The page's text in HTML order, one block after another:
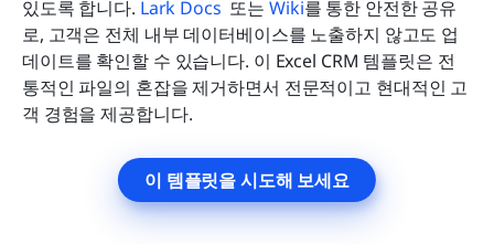
있도록 합니다. Lark Docs 또는 Wiki를 통한 안전한 공유
로, 고객은 전체 내부 데이터베이스를 노출하지 않고도 업
데이트를 확인할 수 있습니다. 이 Excel CRM 템플릿은 전
통적인 파일의 혼잡을 제거하면서 전문적이고 현대적인 고
객 경험을 제공합니다.
이 템플릿을 시도해 보세요